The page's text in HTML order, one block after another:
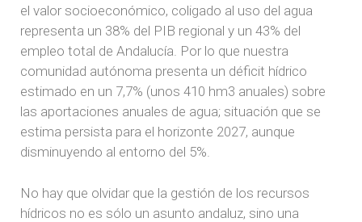
el valor socioeconómico, coligado al uso del agua
representa un 38% del PIB regional y un 43% del
empleo total de Andalucía. Por lo que nuestra
comunidad autónoma presenta un déficit hídrico
estimado en un 7,7% (unos 410 hm3 anuales) sobre
las aportaciones anuales de agua; situación que se
estima persista para el horizonte 2027, aunque
disminuyendo al entorno del 5%.
No hay que olvidar que la gestión de los recursos
hídricos no es sólo un asunto andaluz, sino una